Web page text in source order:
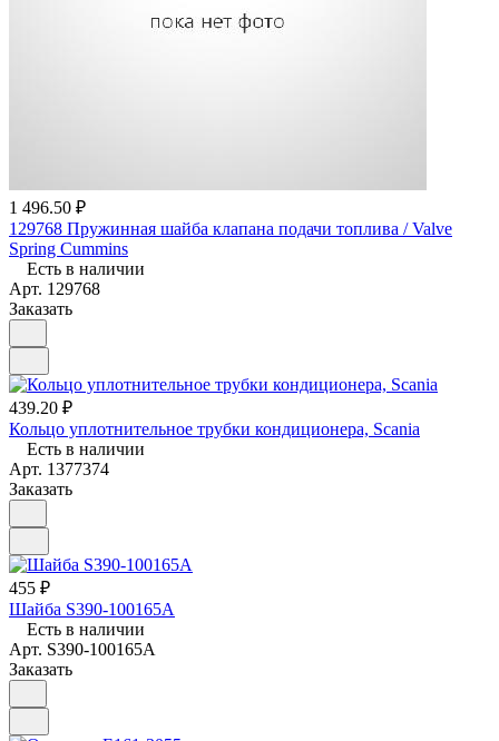
1 496.50 ₽
129768 Пружинная шайба клапана подачи топлива / Valve
Spring Cummins
Есть в наличии
Арт. 129768
Заказать
439.20 ₽
Кольцо уплотнительное трубки кондиционера, Scania
Есть в наличии
Арт. 1377374
Заказать
455 ₽
Шайба S390-100165A
Есть в наличии
Арт. S390-100165A
Заказать